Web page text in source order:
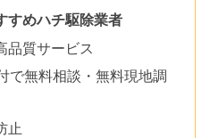
すめハチ駆除業者
品質サービス
で無料相談・無料現地調
止